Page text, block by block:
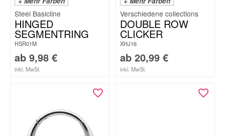
Steel Basicline
HINGED
SEGMENTRING
HSR01M
ab 9,98 €
inkl. MwSt.
DOUBLE ROW
CLICKER
XHJ16
ab 20,99 €
inkl. MwSt.